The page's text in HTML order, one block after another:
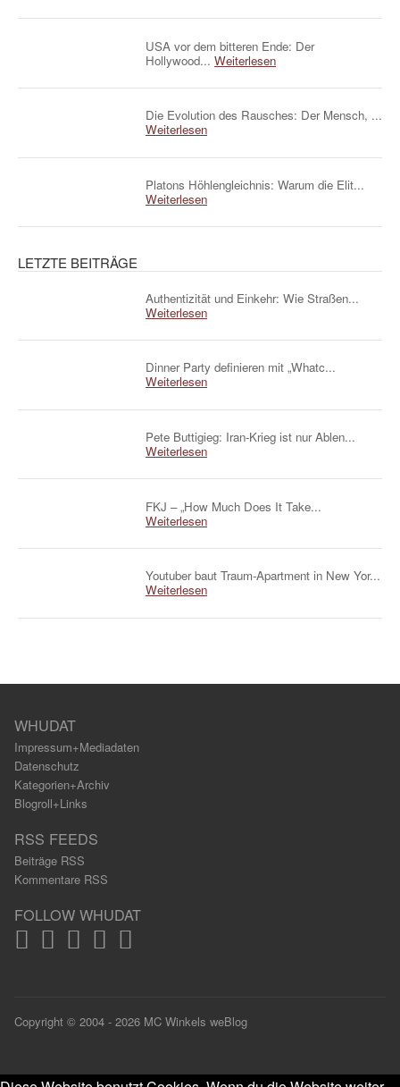
USA vor dem bitteren Ende: Der
Hollywood... Weiterlesen
Die Evolution des Rausches: Der Mensch, ...
Weiterlesen
Platons Höhlengleichnis: Warum die Elit...
Weiterlesen
LETZTE BEITRÄGE
Authentizität und Einkehr: Wie Straßen...
Weiterlesen
Dinner Party definieren mit „Whatc...
Weiterlesen
Pete Buttigieg: Iran-Krieg ist nur Ablen...
Weiterlesen
FKJ – „How Much Does It Take...
Weiterlesen
Youtuber baut Traum-Apartment in New Yor...
Weiterlesen
WHUDAT
Impressum+Mediadaten
Datenschutz
Kategorien+Archiv
Blogroll+Links
RSS FEEDS
Beiträge RSS
Kommentare RSS
FOLLOW WHUDAT
Copyright © 2004 - 2026 MC Winkels weBlog